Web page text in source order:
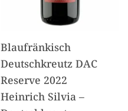
Blaufränkisch
Deutschkreutz DAC
Reserve 2022
Heinrich Silvia –